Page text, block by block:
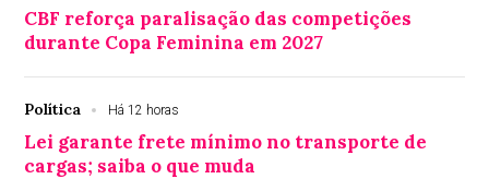
CBF reforça paralisação das competições
durante Copa Feminina em 2027
Política Há 12 horas
Lei garante frete mínimo no transporte de
cargas; saiba o que muda